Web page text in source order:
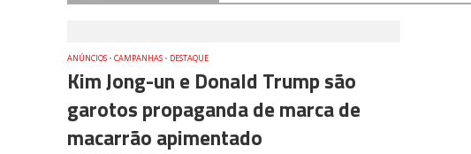
ANÚNCIOS • CAMPANHAS • DESTAQUE
Kim Jong-un e Donald Trump são
garotos propaganda de marca de
macarrão apimentado